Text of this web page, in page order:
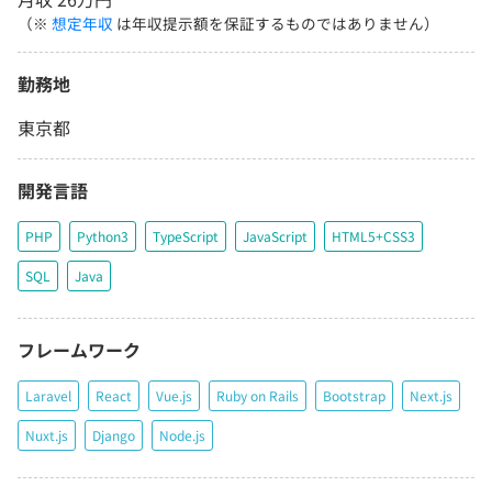
（※ 想定年収 は年収提示額を保証するものではありません）
勤務地
東京都
開発言語
PHP Python3 TypeScript JavaScript HTML5+CSS3
SQL Java
フレームワーク
Laravel React Vue.js Ruby on Rails Bootstrap Next.js
Nuxt.js Django Node.js